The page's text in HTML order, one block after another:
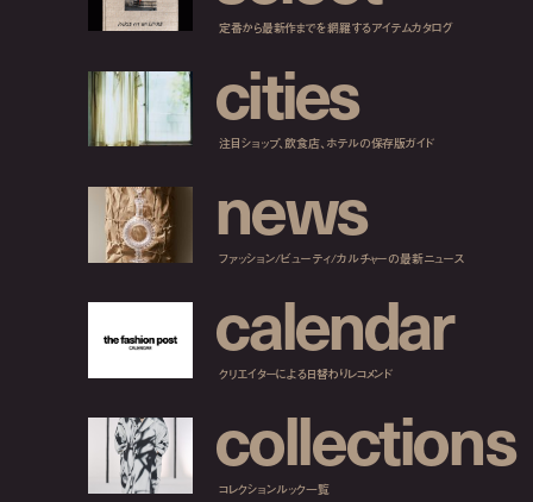
定番から最新作までを網羅するアイテムカタログ
cities
注目ショップ、飲食店、ホテルの保存版ガイド
news
ファッション/ビューティ/カルチャーの最新ニュース
calendar
クリエイターによる日替わりレコメンド
collections
コレクションルック一覧